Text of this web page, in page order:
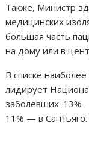
Также, Министр
медицинских
большая часть
на дому или в
В списке
лидирует
заболевших. 13%
11% — в